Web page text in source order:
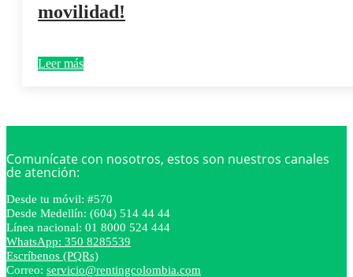
movilidad!
Leer más
Comunícate con nosotros, estos son nuestros canales
de atención:
Desde tu móvil: #570
Desde Medellín: (604) 514 44 44
Línea nacional: 01 8000 524 444
WhatsApp: 350 8285539
Escríbenos (PQRs)
Correo: servicio@rentingcolombia.com